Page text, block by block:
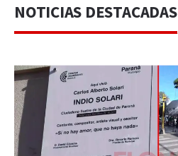
NOTICIAS DESTACADAS